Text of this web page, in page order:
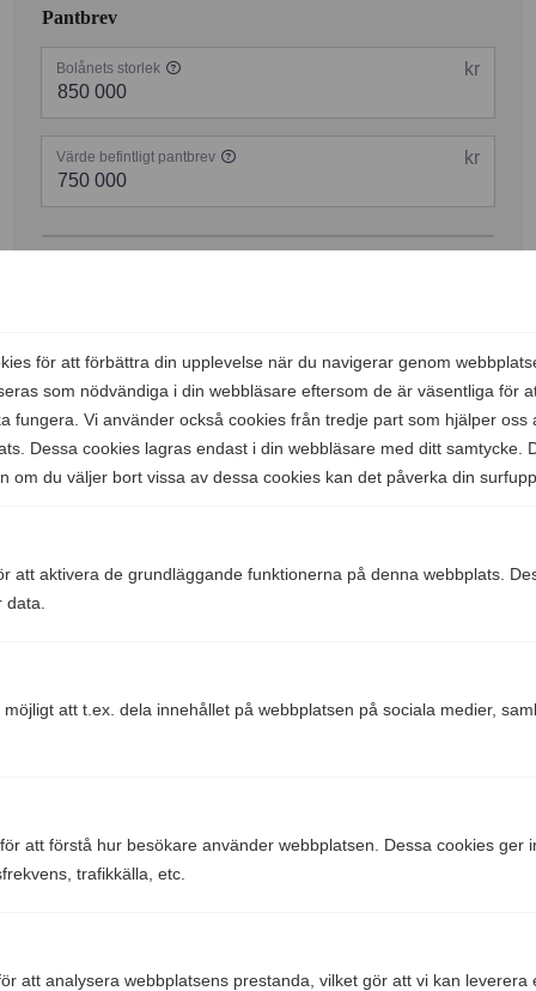
för att förbättra din upplevelse när du navigerar genom
som nödvändiga i din webbläsare eftersom de är väsentliga för
fungera. Vi använder också cookies från tredje part som hjälper oss
Dessa cookies lagras endast i din webbläsare med ditt samtycke.
om du väljer bort vissa av dessa cookies kan det påverka din
att aktivera de grundläggande funktionerna på denna webbplats.
att t.ex. dela innehållet på webbplatsen på sociala medier,
att förstå hur besökare använder webbplatsen. Dessa cookies ger
trafikkälla, etc.
att analysera webbplatsens prestanda, vilket gör att vi kan leverera
Pantbrev
Bolånets storlek kr
Värde befintligt pantbrev kr
Fördelar med att baka in blancolån i bolånet
Att baka in ett blancolån i ditt bolån kan ge dig flera
ekonomiska fördelar. Den främsta fördelen är att
bolåneräntan generellt är lägre än räntan på ett blancolån
och att du kan nyttja ränteavdraget för bolån, vilket du inte
En ytterligare fördel med att samla dina lån är att du har
möjligheten till en förbättrad kreditvärdighet eftersom banker
gäller bara ränteavdraget för lån med säkerhet, exempelvis
Du får göra ett ränteavdrag på 30 % av dina räntekostnader